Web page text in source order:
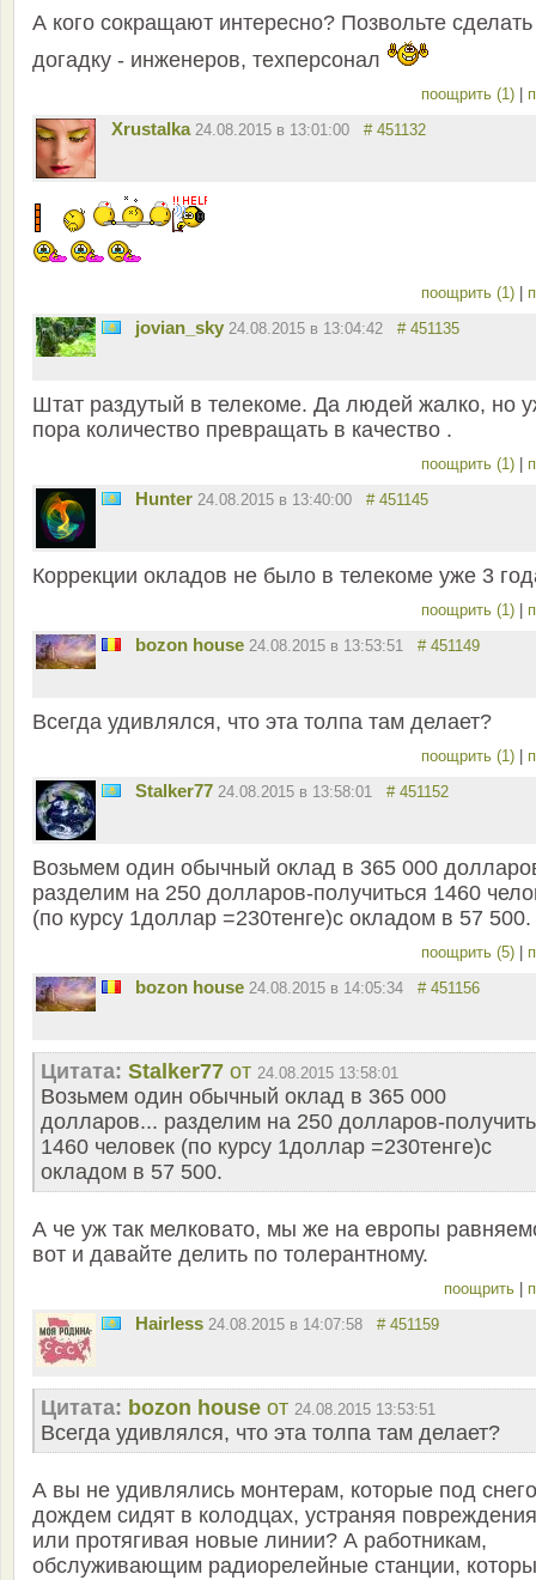
А кого сокращают интересно? Позвольте сделать
догадку - инженеров, техперсонал
поощрить (1)
Xrustalka 24.08.2015 в 13:01:00 # 451132
поощрить (1)
jovian_sky 24.08.2015 в 13:04:42 # 451135
Штат раздутый в телекоме. Да людей жалко, но
пора количество превращать в качество .
поощрить (1)
Hunter 24.08.2015 в 13:40:00 # 451145
Коррекции окладов не было в телекоме уже 3
поощрить (1)
bozon house 24.08.2015 в 13:53:51 # 451149
Всегда удивлялся, что эта толпа там делает?
поощрить (1)
Stalker77 24.08.2015 в 13:58:01 # 451152
Возьмем один обычный оклад в 365 000
разделим на 250 долларов-получиться 1460
(по курсу 1доллар =230тенге)с окладом в 57 500.
поощрить (5)
bozon house 24.08.2015 в 14:05:34 # 451156
Цитата: Stalker77 от 24.08.2015 13:58:01
Возьмем один обычный оклад в 365 000
долларов... разделим на 250 долларов-
1460 человек (по курсу 1доллар =230тенге)с
окладом в 57 500.
А че уж так мелковато, мы же на европы
вот и давайте делить по толерантному.
поощрить
Hairless 24.08.2015 в 14:07:58 # 451159
Цитата: bozon house от 24.08.2015 13:53:51
Всегда удивлялся, что эта толпа там делает?
А вы не удивлялись монтерам, которые под
дождем сидят в колодцах, устраняя повреждения
или протягивая новые линии? А работникам,
обслуживающим радиорелейные станции,